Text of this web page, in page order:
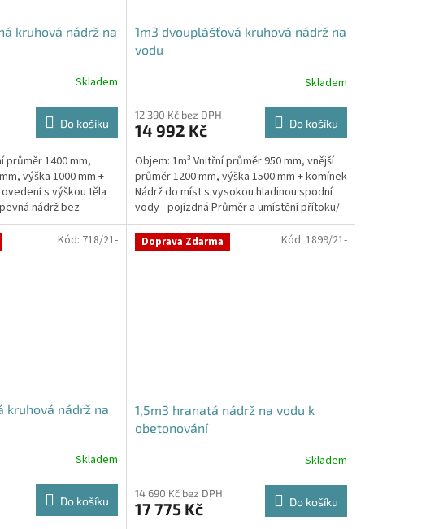
kruhová nádrž na
Skladem
Do košíku
průměr 1400 mm,
výška 1000 mm +
s výškou těla
nádrž bez
1m3 dvouplášťová kruhová nádrž na
vodu
Skladem
12 390 Kč bez DPH
14 992 Kč Do košíku
Objem: 1m³ Vnitřní průměr 950 mm, vnější
průměr 1200 mm, výška 1500 mm + komínek
Nádrž do míst s vysokou hladinou spodní
vody - pojízdná Průměr a umístění přítoku/
ů, odtoku/ů...
kruhová nádrž na
Skladem
Do košíku
Kód: 718/21- Doprava Zdarma
1,5m3 hranatá nádrž na vodu k
obetonování
Skladem
14 690 Kč bez DPH
17 775 Kč Do košíku
Kód: 1899/21-